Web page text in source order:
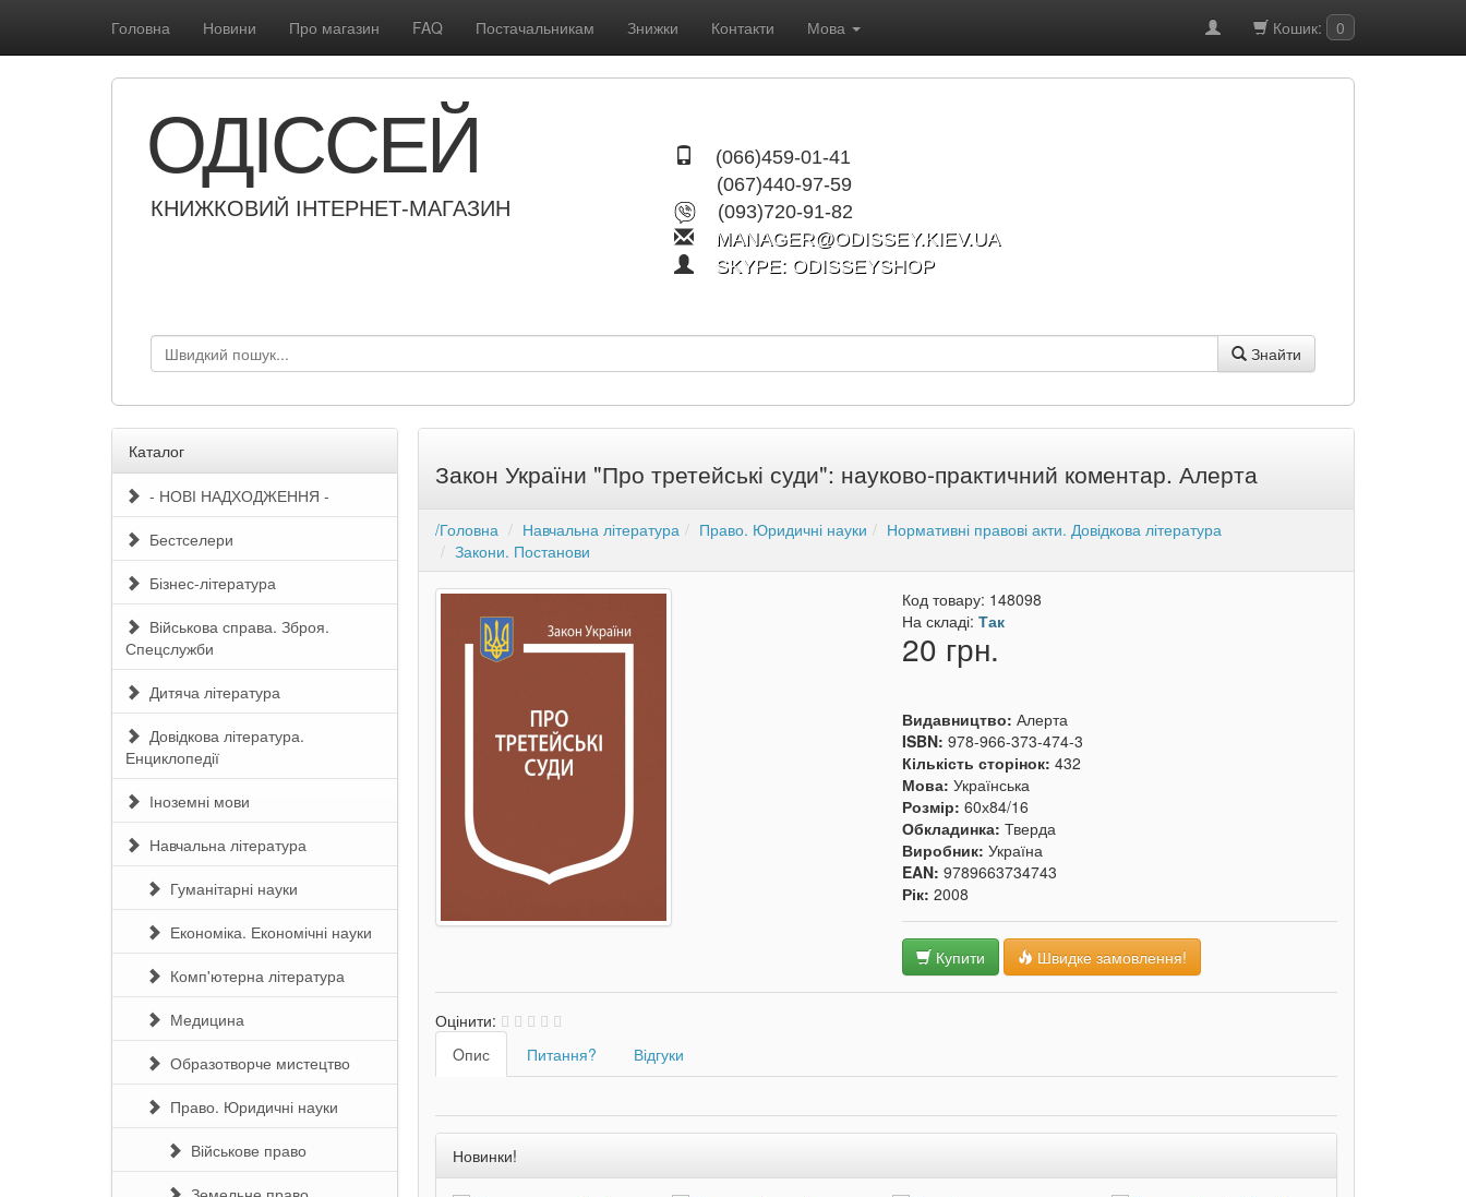
Головна Новини Про магазин FAQ Постачальникам Знижки Контакти Мова Кошик: 0
(066)459-01-41
(067)440-97-59
(093)720-91-82
MANAGER@ODISSEY.KIEV.UA
SKYPE: ODISSEYSHOP
ОДІССЕЙ
КНИЖКОВИЙ ІНТЕРНЕТ-МАГАЗИН
Знайти
Каталог
- НОВІ НАДХОДЖЕННЯ -
Бестселери
Бізнес-література
Військова справа. Зброя.
Спецслужби
Дитяча література
Довідкова література.
Енциклопедії
Іноземні мови
Навчальна література
Гуманітарні науки
Економіка. Економічні науки
Комп'ютерна література
Медицина
Образотворче мистецтво
Право. Юридичні науки
Військове право
Закон України "Про третейські суди": науково-практичний коментар. Алерта
/Головна Навчальна література Право. Юридичні науки
Нормативні правові акти. Довідкова література
Закони. Постанови
Код товару: 148098
На складі:Так
20 грн.
Видавництво:Алерта
ISBN:978-966-373-474-3
Кількість сторінок:432
Мова:Українська
Розмір:60х84/16
Обкладинка:Тверда
Виробник:Україна
EAN:9789663734743
Рік:2008
Купити Швидке замовлення!
Оцінити:
Oпис
Питання? Відгуки
Новинки!